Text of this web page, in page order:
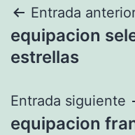
de
Entrada
equipacion
estrellas
Entrada siguiente
equipacion